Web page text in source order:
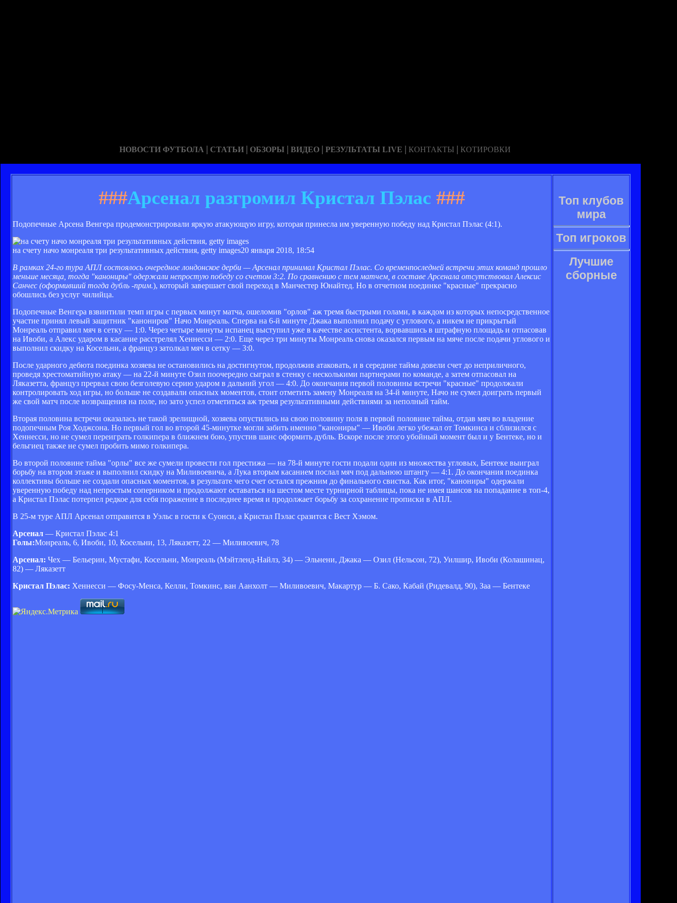
НОВОСТИ ФУТБОЛА | СТАТЬИ | ОБЗОРЫ | ВИДЕО | РЕЗУЛЬТАТЫ LIVE | КОНТАКТЫ | КОТИРОВКИ
###Арсенал разгромил Кристал Пэлас ###
Подопечные Арсена Венгера продемонстрировали яркую атакующую игру, которая принесла им уверенную победу над Кристал Пэлас (4:1).
на счету начо монреаля три результативных действия, getty images20 января 2018, 18:54
В рамках 24-го тура АПЛ состоялось очередное лондонское дерби — Арсенал принимал Кристал Пэлас. Со временпоследней встречи этих команд прошло
меньше месяца, тогда "канониры" одержали непростую победу со счетом 3:2. По сравнению с тем матчем, в составе Арсенала отсутствовал Алексис
Санчес (оформивший тогда дубль -прим.), который завершает свой переход в Манчестер Юнайтед. Но в отчетном поединке "красные" прекрасно
обошлись без услуг чилийца.
Подопечные Венгера взвинтили темп игры с первых минут матча, ошеломив "орлов" аж тремя быстрыми голами, в каждом из которых непосредственное
участие принял левый защитник "канониров" Начо Монреаль. Сперва на 6-й минуте Джака выполнил подачу с углового, а никем не прикрытый
Монреаль отправил мяч в сетку — 1:0. Через четыре минуты испанец выступил уже в качестве ассистента, ворвавшись в штрафную площадь и отпасовав
на Ивоби, а Алекс ударом в касание расстрелял Хеннесси — 2:0. Еще через три минуты Монреаль снова оказался первым на мяче после подачи углового и
выполнил скидку на Косельни, а француз затолкал мяч в сетку — 3:0.
После ударного дебюта поединка хозяева не остановились на достигнутом, продолжив атаковать, и в середине тайма довели счет до неприличного,
проведя хрестоматийную атаку — на 22-й минуте Озил поочередно сыграл в стенку с несколькими партнерами по команде, а затем отпасовал на
Ляказетта, француз прервал свою безголевую серию ударом в дальний угол — 4:0. До окончания первой половины встречи "красные" продолжали
контролировать ход игры, но больше не создавали опасных моментов, стоит отметить замену Монреаля на 34-й минуте, Начо не сумел доиграть первый
же свой матч после возвращения на поле, но зато успел отметиться аж тремя результативными действиями за неполный тайм.
Вторая половина встречи оказалась не такой зрелищной, хозяева опустились на свою половину поля в первой половине тайма, отдав мяч во владение
подопечным Роя Ходжсона. Но первый гол во второй 45-минутке могли забить именно "канониры" — Ивоби легко убежал от Томкинса и сблизился с
Хеннесси, но не сумел переиграть голкипера в ближнем бою, упустив шанс оформить дубль. Вскоре после этого убойный момент был и у Бентеке, но и
бельгиец также не сумел пробить мимо голкипера.
Во второй половине тайма "орлы" все же сумели провести гол престижа — на 78-й минуте гости подали один из множества угловых, Бентеке выиграл
борьбу на втором этаже и выполнил скидку на Миливоевича, а Лука вторым касанием послал мяч под дальнюю штангу — 4:1. До окончания поединка
коллективы больше не создали опасных моментов, в результате чего счет остался прежним до финального свистка. Как итог, "канониры" одержали
уверенную победу над непростым соперником и продолжают оставаться на шестом месте турнирной таблицы, пока не имея шансов на попадание в топ-4,
а Кристал Пэлас потерпел редкое для себя поражение в последнее время и продолжает борьбу за сохранение прописки в АПЛ.
В 25-м туре АПЛ Арсенал отправится в Уэльс в гости к Суонси, а Кристал Пэлас сразится с Вест Хэмом.
Арсенал — Кристал Пэлас 4:1
Голы:Монреаль, 6, Ивоби, 10, Косельни, 13, Ляказетт, 22 — Миливоевич, 78
Арсенал: Чех — Бельерин, Мустафи, Косельни, Монреаль (Мэйтленд-Найлз, 34) — Эльнени, Джака — Озил (Нельсон, 72), Уилшир, Ивоби (Колашинац,
82) — Ляказетт
Кристал Пэлас: Хеннесси — Фосу-Менса, Келли, Томкинс, ван Аанхолт — Миливоевич, Макартур — Б. Сако, Кабай (Ридевалд, 90), Заа — Бентеке
Топ клубов
мира
Топ игроков
Лучшие
сборные